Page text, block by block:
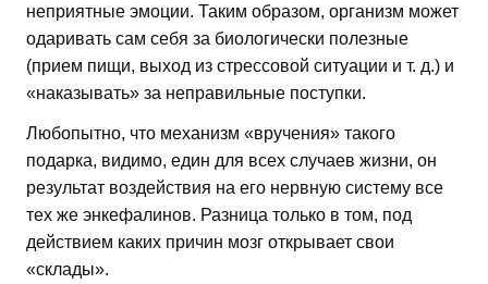
неприятные эмоции. Таким образом, организм может
одаривать сам себя за биологически полезные
(прием пищи, выход из стрессовой ситуации и т. д.) и
«наказывать» за неправильные поступки.
Любопытно, что механизм «вручения» такого
подарка, видимо, един для всех случаев жизни, он
результат воздействия на его нервную систему все
тех же энкефалинов. Разница только в том, под
действием каких причин мозг открывает свои
«склады».